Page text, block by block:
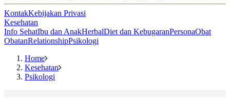
KontakKebijakan Privasi
Kesehatan
Info SehatIbu dan AnakHerbalDiet dan KebugaranPersonaObat
ObatanRelationshipPsikologi
Home
Kesehatan
Psikologi